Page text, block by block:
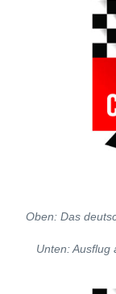
Oben: Das
Unten: Ausflug